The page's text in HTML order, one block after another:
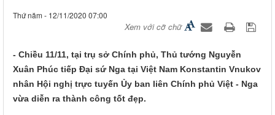
Thứ năm - 12/11/2020 07:00
Xem với cỡ chữ
- Chiều 11/11, tại trụ sở Chính phủ, Thủ tướng Nguyễn
Xuân Phúc tiếp Đại sứ Nga tại Việt Nam Konstantin Vnukov
nhân Hội nghị trực tuyến Ủy ban liên Chính phủ Việt - Nga
vừa diễn ra thành công tốt đẹp.